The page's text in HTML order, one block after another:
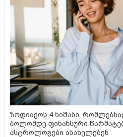
ზოდიაქოს 4 ნიშანი,
ბოლომდე ფინანსური
ასტროლოგები ასახელებენ